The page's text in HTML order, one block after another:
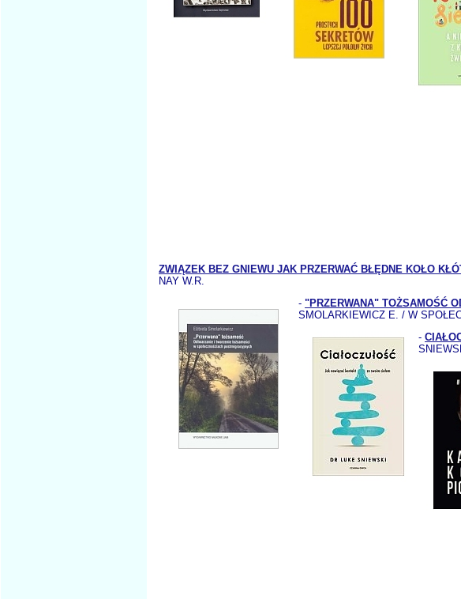
ZWIĄZEK BEZ GNIEWU JAK PRZERWAĆ BŁĘDNE KOŁO
NAY W.R.
- "PRZERWANA" TOŻSAMOŚĆ
SMOLARKIEWICZ E. / W
-